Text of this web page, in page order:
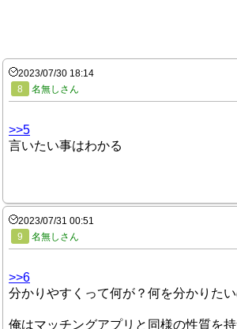
2023/07/30 18:14
8
名無しさん
>>5
言いたい事はわかる
2023/07/31 00:51
9
名無しさん
>>6
分かりやすくって何が？何を分かりたい
俺はマッチングアプリと同様の性質を